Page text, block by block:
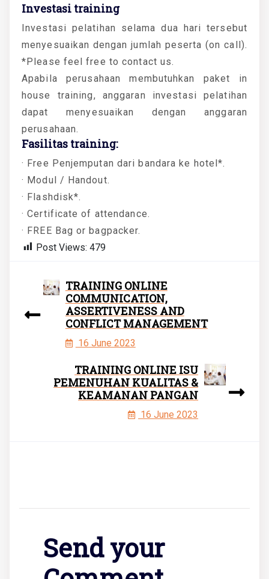
Investasi training
Investasi pelatihan selama dua hari tersebut
menyesuaikan dengan jumlah peserta (on call).
*Please feel free to contact us.
Apabila perusahaan membutuhkan paket in
house training, anggaran investasi pelatihan
dapat menyesuaikan dengan anggaran
perusahaan.
Fasilitas training:
· Free Penjemputan dari bandara ke hotel*.
· Modul / Handout.
· Flashdisk*.
· Certificate of attendance.
· FREE Bag or bagpacker.
Post Views: 479
TRAINING ONLINE
COMMUNICATION,
ASSERTIVENESS AND
CONFLICT MANAGEMENT
16 June 2023
TRAINING ONLINE ISU
PEMENUHAN KUALITAS &
KEAMANAN PANGAN
16 June 2023
Send your